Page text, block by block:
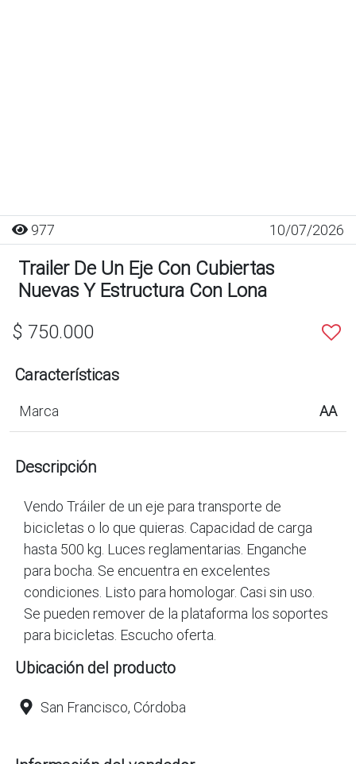
977 10/07/2026
Trailer De Un Eje Con Cubiertas
Nuevas Y Estructura Con Lona
$ 750.000
Características
Marca AA
Descripción
Vendo Tráiler de un eje para transporte de
bicicletas o lo que quieras. Capacidad de carga
hasta 500 kg. Luces reglamentarias. Enganche
para bocha. Se encuentra en excelentes
condiciones. Listo para homologar. Casi sin uso.
Se pueden remover de la plataforma los soportes
para bicicletas. Escucho oferta.
Ubicación del producto
San Francisco, Córdoba